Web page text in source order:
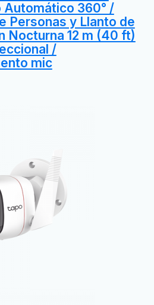
Automático 360° /
Personas y Llanto de
Nocturna 12 m (40 ft)
/
mic